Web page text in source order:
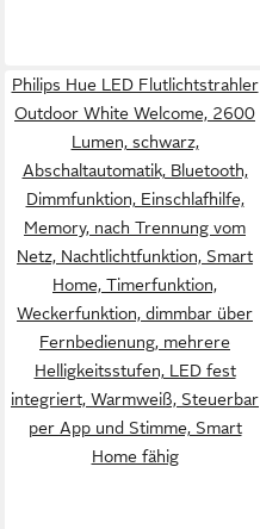
Philips Hue LED Flutlichtstrahler
Outdoor White Welcome, 2600
Lumen, schwarz,
Abschaltautomatik, Bluetooth,
Dimmfunktion, Einschlafhilfe,
Memory, nach Trennung vom
Netz, Nachtlichtfunktion, Smart
Home, Timerfunktion,
Weckerfunktion, dimmbar über
Fernbedienung, mehrere
Helligkeitsstufen, LED fest
integriert, Warmweiß, Steuerbar
per App und Stimme, Smart
Home fähig